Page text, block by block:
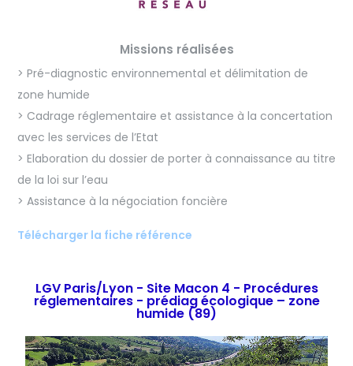
Missions réalisées
> Pré-diagnostic environnemental et délimitation de
zone humide
> Cadrage réglementaire et assistance à la concertation
avec les services de l’Etat
> Elaboration du dossier de porter à connaissance au titre
de la loi sur l’eau
> Assistance à la négociation foncière
Télécharger la fiche référence
LGV Paris/Lyon - Site Macon 4 - Procédures
réglementaires - prédiag écologique – zone
humide (89)